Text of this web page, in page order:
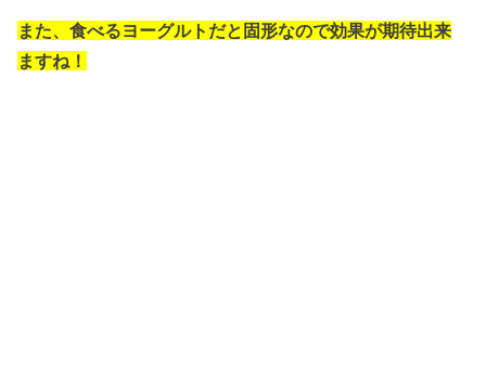
また、食べるヨーグルトだと固形なので効果が期待出来
ますね！